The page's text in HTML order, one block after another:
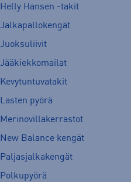
Helly Hansen -takit
Jalkapallokengät
Juoksuliivit
Jääkiekkomailat
Kevytuntuvatakit
Lasten pyörä
Merinovillakerrastot
New Balance kengät
Paljasjalkakengät
Polkupyörä